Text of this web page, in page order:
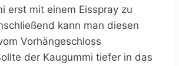
erst mit einem Eisspray zu
kann man diesen
Vorhängeschloss
der Kaugummi tiefer in das